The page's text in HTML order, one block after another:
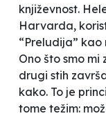
književnost.
Harvarda,
“Preludija”
Ono što smo
drugi stih
kako. To je
tome težim: